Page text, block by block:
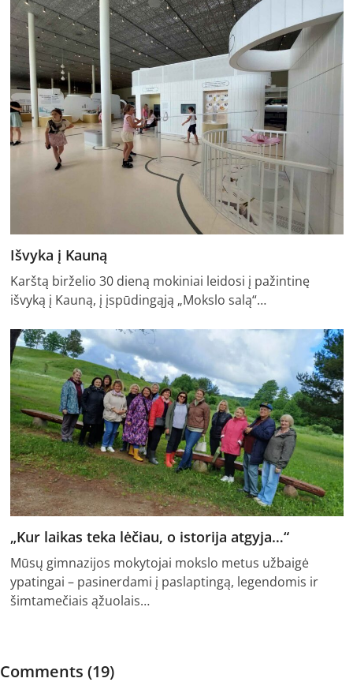
Išvyka į Kauną
Karštą birželio 30 dieną mokiniai leidosi į pažintinę
išvyką į Kauną, į įspūdingąją „Mokslo salą“…
„Kur laikas teka lėčiau, o istorija atgyja…“
Mūsų gimnazijos mokytojai mokslo metus užbaigė
ypatingai – pasinerdami į paslaptingą, legendomis ir
šimtamečiais ąžuolais…
Comments (19)